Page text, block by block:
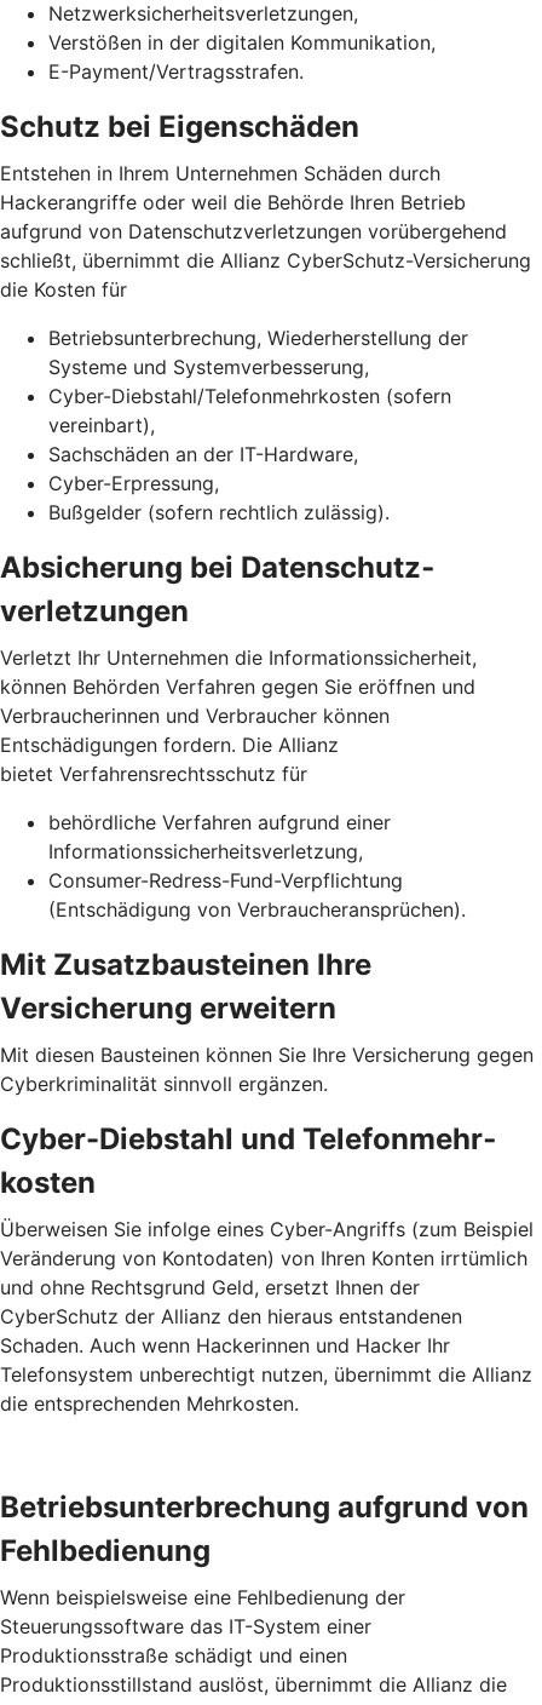
Netzwerksicherheits­verletzungen,
Verstößen in der digitalen Kommunikation,
E-Payment/Vertragsstrafen.
Schutz bei Eigenschäden
Entstehen in Ihrem Unternehmen Schäden durch
Hackerangriffe oder weil die Behörde Ihren Betrieb
aufgrund von Datenschutz­verletzungen vorübergehend
schließt, übernimmt die Allianz CyberSchutz-Versicherung
die Kosten für
Betriebsunterbrechung, Wiederherstellung der
Systeme und Systemverbesserung,
Cyber-Diebstahl/Telefonmehrkosten (sofern
vereinbart),
Sachschäden an der IT-Hardware,
Cyber-Erpressung,
Bußgelder (sofern rechtlich zulässig).
Absicherung bei Daten­schutz­
verletzungen
Verletzt Ihr Unternehmen die Informationssicherheit,
können Behörden Verfahren gegen Sie eröffnen und
Verbraucherinnen und Verbraucher können
Entschädigungen fordern. Die Allianz
bietet Verfahrensrechtsschutz für
behördliche Verfahren aufgrund einer
Informationssicherheits­verletzung,
Consumer-Redress-Fund-Verpflichtung
(Entschädigung von Verbraucheransprüchen).
Mit Zusatzbausteinen Ihre
Versicherung erweitern
Mit diesen Bausteinen können Sie Ihre Versicherung gegen
Cyberkriminalität sinnvoll ergänzen.
Cyber-Diebstahl und Telefon­mehr­
kosten
Überweisen Sie infolge eines Cyber-Angriffs (zum Beispiel
Veränderung von Kontodaten) von Ihren Konten irrtümlich
und ohne Rechtsgrund Geld, ersetzt Ihnen der
CyberSchutz der Allianz den hieraus entstandenen
Schaden. Auch wenn Hackerinnen und Hacker Ihr
Telefonsystem unberechtigt nutzen, übernimmt die Allianz
die entsprechenden Mehrkosten.
Betriebs­unterbrechung aufgrund von
Fehl­bedienung
Wenn beispielsweise eine Fehlbedienung der
Steuerungssoftware das IT-System einer
Produktionsstraße schädigt und einen
Produktionsstillstand auslöst, übernimmt die Allianz die